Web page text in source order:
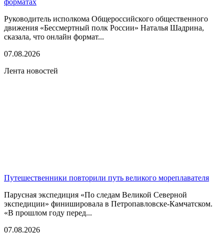
Руководитель исполкома Общероссийского общественного
движения «Бессмертный полк России» Наталья Шадрина,
сказала, что онлайн формат...
07.08.2026
Лента новостей
Путешественники повторили путь великого мореплавателя
Парусная экспедиция «По следам Великой Северной
экспедиции» финишировала в Петропавловске-Камчатском.
«В прошлом году перед...
07.08.2026